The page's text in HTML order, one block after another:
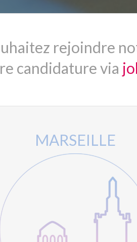
rejoindre
candidature via
MARSEILLE